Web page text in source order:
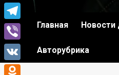
Главная Новости
Авторубрика
WhatsApp
Telegram
Viber
VK